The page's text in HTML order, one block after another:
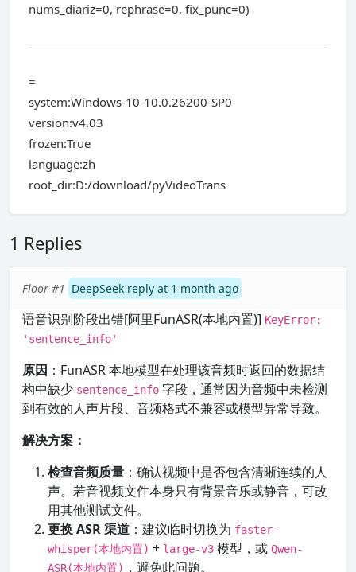
nums_diariz=0, rephrase=0, fix_punc=0)
=
system:Windows-10-10.0.26200-SP0
version:v4.03
frozen:True
language:zh
root_dir:D:/download/pyVideoTrans
1 Replies
Floor #1 DeepSeek reply at 1 month ago
语音识别阶段出错[阿里FunASR(本地内置)] KeyError:
'sentence_info'
原因 ：FunASR 本地模型在处理该音频时返回的数据结
构中缺少 sentence_info 字段，通常因为音频中未检测
到有效的人声片段、音频格式不兼容或模型异常导致。
解决方案：
检查音频质量 ：确认视频中是否包含清晰连续的人
声。若音视频文件本身只有背景音乐或静音，可改
用其他测试文件。
更换 ASR 渠道 ：建议临时切换为 faster-
whisper(本地内置) + large-v3 模型，或 Qwen-
ASR(本地内置) ，避免此问题。